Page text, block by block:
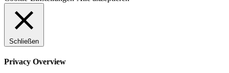
Schließen
Privacy Overview